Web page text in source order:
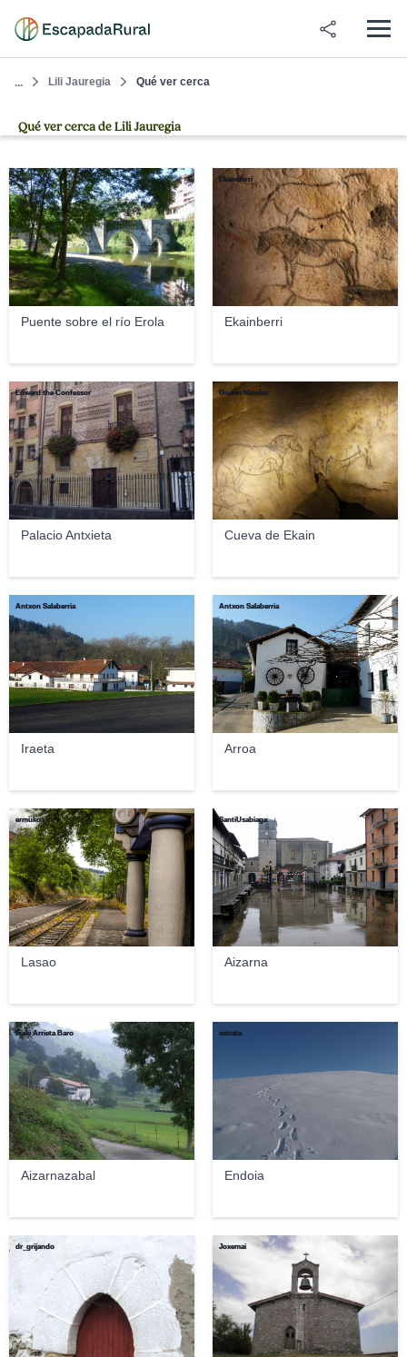
... Lili Jauregia Qué ver cerca
Qué ver cerca de Lili Jauregia
Puente sobre el río Erola
Txo
Ekainberri
Ekainberri
Palacio Antxieta
Edward the Confessor
Cueva de Ekain
Guérin Nicolas
Iraeta
Antxon Salaberria
Arroa
Antxon Salaberria
Lasao
ermukoa
Aizarna
SantiUsabiaga
Aizarnazabal
Iñaki Arrieta Baro
Endoia
estrata
dr_grijando Joxemai